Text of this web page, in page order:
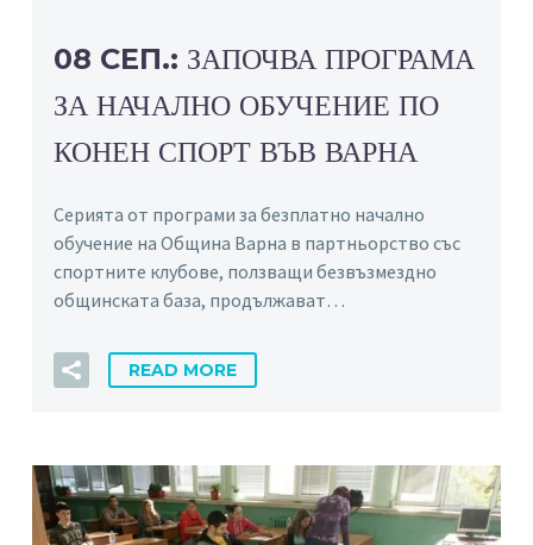
08 СЕП.: ЗАПОЧВА ПРОГРАМА
ЗА НАЧАЛНО ОБУЧЕНИЕ ПО
КОНЕН СПОРТ ВЪВ ВАРНА
Серията от програми за безплатно начално
обучение на Община Варна в партньорство със
спортните клубове, ползващи безвъзмездно
общинската база, продължават…
READ MORE